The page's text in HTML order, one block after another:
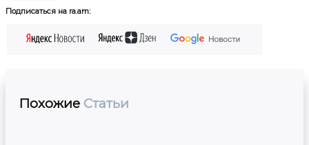
Подписаться на ra.am:
Похожие Статьи